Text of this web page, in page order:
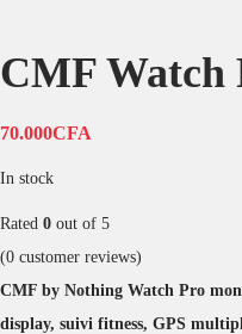
CMF Watch
70.000CFA
In stock
Rated 0 out of 5
(0 customer reviews)
CMF by Nothing Watch Pro
display, suivi fitness, GPS